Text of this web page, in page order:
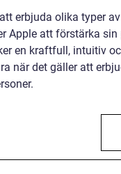
erbjuda olika typer
Apple att förstärka
en kraftfull, intuitiv
när det gäller att